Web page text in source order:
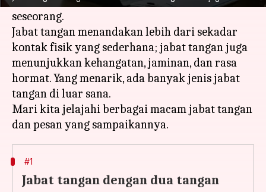
seseorang.
Jabat tangan menandakan lebih dari sekadar
kontak fisik yang sederhana; jabat tangan juga
menunjukkan kehangatan, jaminan, dan rasa
hormat. Yang menarik, ada banyak jenis jabat
tangan di luar sana.
Mari kita jelajahi berbagai macam jabat tangan
#1
Jabat tangan dengan dua tangan